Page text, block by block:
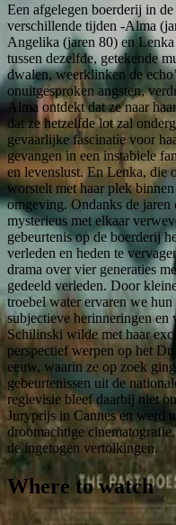
Een afgelegen boerderij in
verschillende tijden -Alma
Angelika (jaren 80) en
tussen dezelfde, getekende
dwalen, weerklinken de
onuitgesproken angsten,
Alma ontdekt dat ze naar
dat ze hetzelfde lot zal
gevaarlijke fascinatie voor
gevangen in een instabiele
en levenslust. En Lenka, die
worstelt met haar plek
omgeving. Ondanks de
mysterieus met elkaar
gebeurtenis op de boerderij
verleden en heden te
drama over vier generaties
gedeeld verleden. Door
troebel water ervaren we
subjectieve herinneringen en
Schilinski wilde met haar
perspectief werpen op het
eeuw, waarin ze op zoek
gebeurtenissen uit de
regievisie bleef daarbij niet
Juryprijs in Cannes en werd
droomachtige
de ingetogen vertolkingen.
Where to watch